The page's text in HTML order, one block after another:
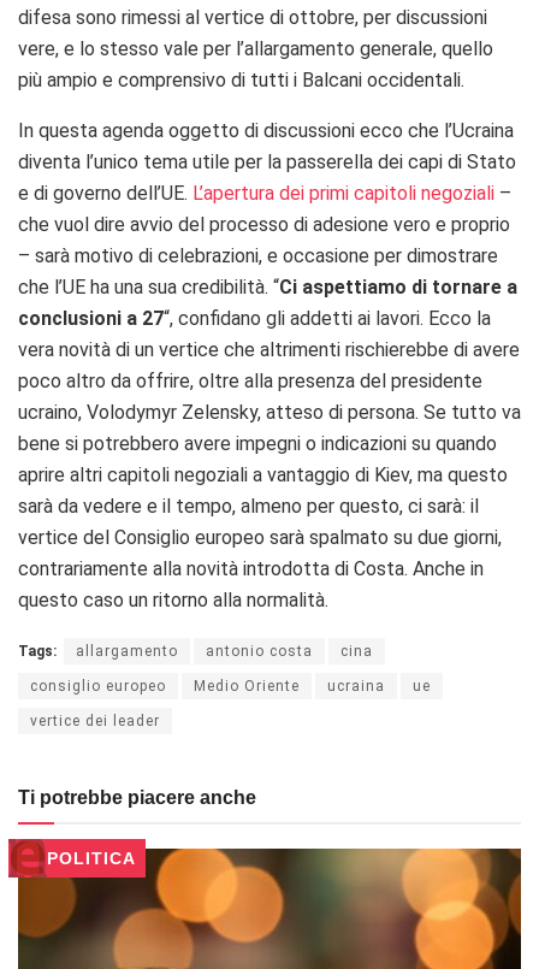
difesa sono rimessi al vertice di ottobre, per discussioni
vere, e lo stesso vale per l’allargamento generale, quello
più ampio e comprensivo di tutti i Balcani occidentali.
In questa agenda oggetto di discussioni ecco che l’Ucraina
diventa l’unico tema utile per la passerella dei capi di Stato
e di governo dell’UE. L’apertura dei primi capitoli negoziali –
che vuol dire avvio del processo di adesione vero e proprio
– sarà motivo di celebrazioni, e occasione per dimostrare
che l’UE ha una sua credibilità. “Ci aspettiamo di tornare a
conclusioni a 27“, confidano gli addetti ai lavori. Ecco la
vera novità di un vertice che altrimenti rischierebbe di avere
poco altro da offrire, oltre alla presenza del presidente
ucraino, Volodymyr Zelensky, atteso di persona. Se tutto va
bene si potrebbero avere impegni o indicazioni su quando
aprire altri capitoli negoziali a vantaggio di Kiev, ma questo
sarà da vedere e il tempo, almeno per questo, ci sarà: il
vertice del Consiglio europeo sarà spalmato su due giorni,
contrariamente alla novità introdotta di Costa. Anche in
questo caso un ritorno alla normalità.
Tags: allargamento antonio costa cina
consiglio europeo Medio Oriente ucraina ue
vertice dei leader
Ti potrebbe piacere anche
POLITICA